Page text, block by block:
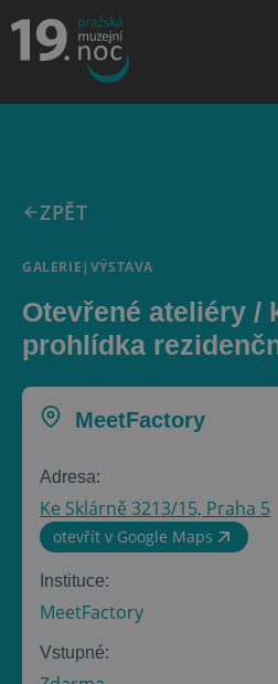
ZPĚT
GALERIE| VÝSTAVA
Otevřené ateliéry /
prohlídka
MeetFactory
Adresa:
Ke Sklárně 3213/15, Praha 5
otevřít v Google Maps
Instituce:
MeetFactory
Vstupné: